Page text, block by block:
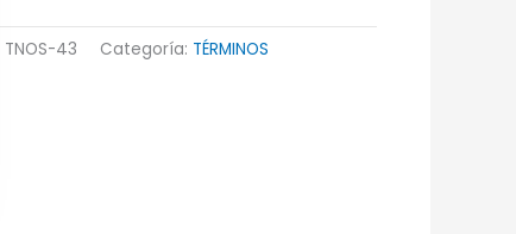
TNOS-43 Categoría: TÉRMINOS